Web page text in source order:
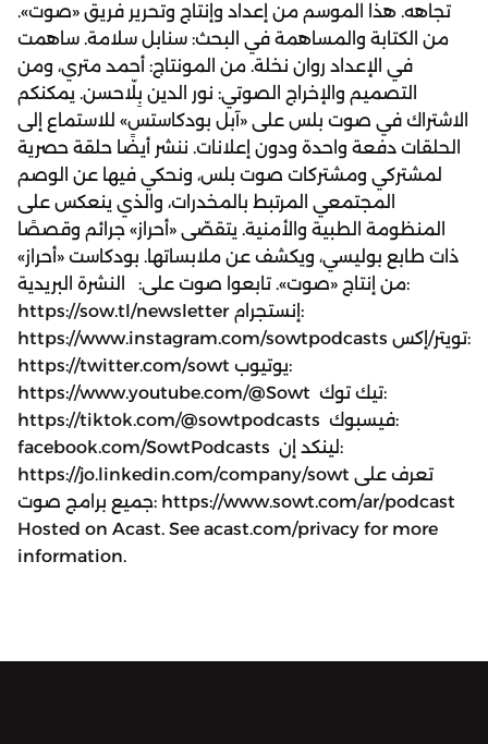
تجاهه. هذا الموسم من إعداد وإنتاج وتحرير فريق «صوت».
من الكتابة والمساهمة في البحث: سنابل سلامة. ساهمت
في الإعداد روان نخلة. من المونتاج: أحمد متري، ومن
التصميم والإخراج الصوتي: نور الدين بِلّاحسن. يمكنكم
الاشتراك في صوت بلس على «آبل بودكاستس» للاستماع إلى
الحلقات دفعة واحدة ودون إعلانات. ننشر أيضًا حلقة حصرية
لمشتركي ومشتركات صوت بلس، ونحكي فيها عن الوصم
المجتمعي المرتبط بالمخدرات، والذي ينعكس على
المنظومة الطبية والأمنية. يتقصّى «أحراز» جرائم وقصصًا
ذات طابع بوليسي، ويكشف عن ملابساتها. بودكاست «أحراز»
من إنتاج «صوت». تابعوا صوت على: النشرة البريدية:
https://sow.tl/newsletter إنستجرام:
https://www.instagram.com/sowtpodcasts تويتر/إكس:
https://twitter.com/sowt يوتيوب:
https://www.youtube.com/@Sowt تيك توك:
https://tiktok.com/@sowtpodcasts فيسبوك:
facebook.com/SowtPodcasts لينكد إن:
https://jo.linkedin.com/company/sowt تعرف على
جميع برامج صوت: https://www.sowt.com/ar/podcast
Hosted on Acast. See acast.com/privacy for more
information.